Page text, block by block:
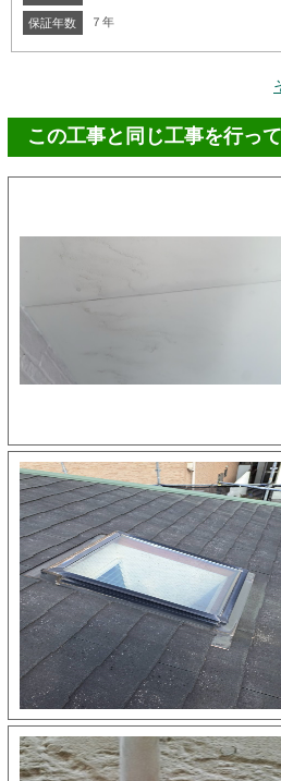
保証年数 ７年
この工事と同じ工事を行っ